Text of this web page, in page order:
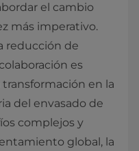
el cambio
más imperativo.
reducción de
es
en la
del envasado de
complejos y
global, la